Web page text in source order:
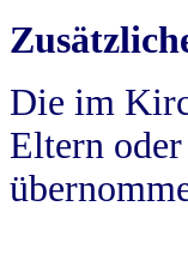
Die im
Eltern